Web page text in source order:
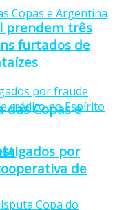
das Copas e
prendem três
furtados de
por
de